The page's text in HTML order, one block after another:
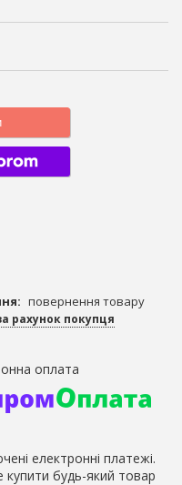
повернення товару
рахунок покупця
електронні платежі.
будь-який товар